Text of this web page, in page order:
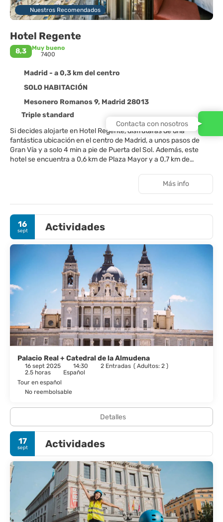
Nuestros Recomendados
Hotel Regente
8,3
Muy bueno
7400
Madrid - a 0,3 km del centro
SOLO HABITACIÓN
Mesonero Romanos 9, Madrid 28013
Triple standard
Si decides alojarte en Hotel Regente, disfrutarás de una
fantástica ubicación en el centro de Madrid, a unos pasos de
Gran Vía y a solo 4 min a pie de Puerta del Sol. Además, este
hotel se encuentra a 0,6 km de Plaza Mayor y a 0,7 km de
Con un centro de bienestar y muchas otras instalaciones
Encontrarás también conexión a Internet wifi gratis y servicios
de conserjería. Encontrarás también un salón de eventos y una
máquina expendedora.
Te sentirás como en tu propia casa en cualquiera de las 153
habitaciones con aire acondicionado, minibar y televisión de
pantalla plana. La conexión wifi gratis te mantendrá en contacto
con los tuyos. Además, podrás disfrutar de canales digitales. El
cuarto de baño está provisto de bañera o ducha y secadores de
pelo. Entre las comodidades, se incluyen caja fuerte, escritorio y
En este hotel tienes un restaurante y una cafetería a tu
disposición para comer algo. Apaga la sed con tu bebida favorita
en el bar o lounge. Se ofrece un desayuno bufé todos los días de
07:30 a 10:30 con un coste adicional.
Tendrás un centro de negocios, periódicos gratuitos en el
vestíbulo y tintorería a tu disposición. ¿Estás organizando un
evento en Madrid? En este hotel tienes a tu disposición 100
metros cuadrados de espacio con centro de conferencias y una
sala de reuniones.
Más info
16
sept Actividades
Palacio Real + Catedral de la Almudena
16 sept 2025 14:30 2 Entradas ( Adultos: 2 )
2.5 horas
Español
Tour en español
No reembolsable
Detalles
17
sept Actividades
Contacta con nosotros